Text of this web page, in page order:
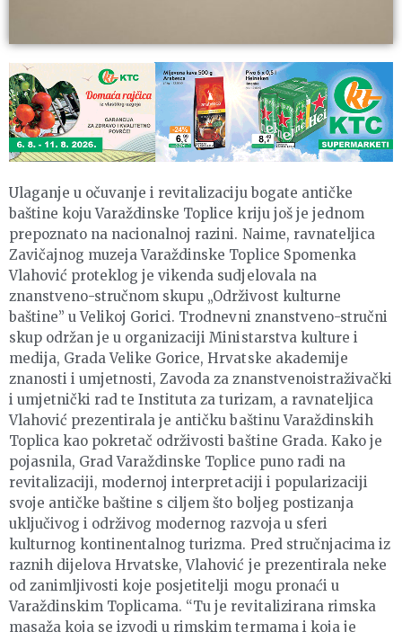
Ulaganje u očuvanje i revitalizaciju bogate antičke
baštine koju Varaždinske Toplice kriju još je jednom
prepoznato na nacionalnoj razini. Naime, ravnateljica
Zavičajnog muzeja Varaždinske Toplice Spomenka
Vlahović proteklog je vikenda sudjelovala na
znanstveno-stručnom skupu „Održivost kulturne
baštine” u Velikoj Gorici. Trodnevni znanstveno-stručni
skup održan je u organizaciji Ministarstva kulture i
medija, Grada Velike Gorice, Hrvatske akademije
znanosti i umjetnosti, Zavoda za znanstvenoistraživački
i umjetnički rad te Instituta za turizam, a ravnateljica
Vlahović prezentirala je antičku baštinu Varaždinskih
Toplica kao pokretač održivosti baštine Grada. Kako je
pojasnila, Grad Varaždinske Toplice puno radi na
revitalizaciji, modernoj interpretaciji i popularizaciji
svoje antičke baštine s ciljem što boljeg postizanja
uključivog i održivog modernog razvoja u sferi
kulturnog kontinentalnog turizma. Pred stručnjacima iz
raznih dijelova Hrvatske, Vlahović je prezentirala neke
od zanimljivosti koje posjetitelji mogu pronaći u
Varaždinskim Toplicama. “Tu je revitalizirana rimska
masaža koja se izvodi u rimskim termama i koja je